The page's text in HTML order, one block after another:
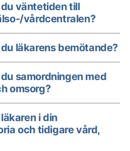
väntetiden till
vårdcentralen?
läkarens bemötande?
samordningen med
omsorg?
i din
och tidigare vård,